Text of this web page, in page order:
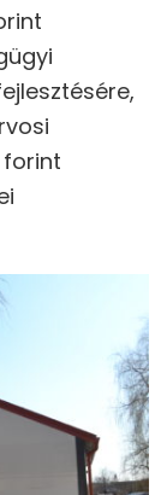
forint